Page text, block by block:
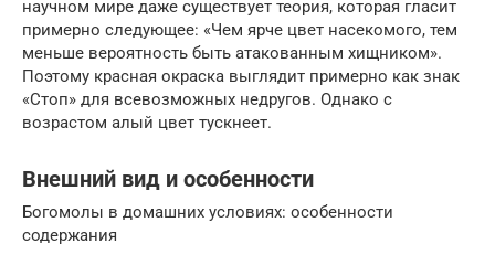
научном мире даже существует теория, которая гласит
примерно следующее: «Чем ярче цвет насекомого, тем
меньше вероятность быть атакованным хищником».
Поэтому красная окраска выглядит примерно как знак
«Стоп» для всевозможных недругов. Однако с
возрастом алый цвет тускнеет.
Внешний вид и особенности
Богомолы в домашних условиях: особенности
содержания